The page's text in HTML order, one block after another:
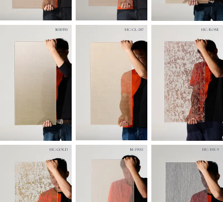
M30390 HC-CL-187 HC-ROSE
HC-GOLD M-19011 HC-Y01-9